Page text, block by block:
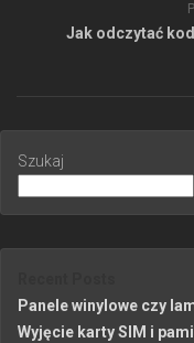
Jak odczytać
Szukaj
Panele winylowe czy
Wyjęcie karty SIM i